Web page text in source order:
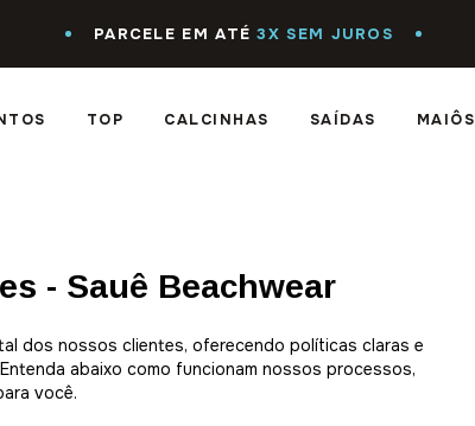
PARCELE EM ATÉ3X SEM JUROS
TOP CALCINHAS SAÍDAS MAIÔS
- Sauê Beachwear
dos nossos clientes, oferecendo políticas claras e
abaixo como funcionam nossos processos,
você.